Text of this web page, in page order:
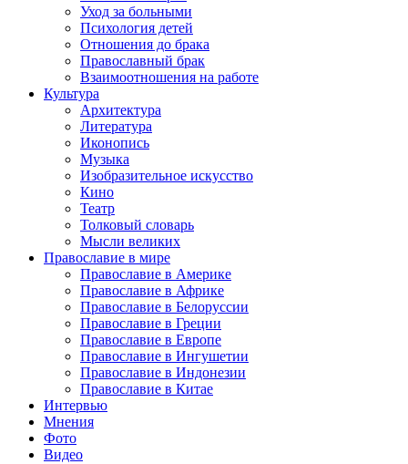
Уход за больными
Психология детей
Отношения до брака
Православный брак
Взаимоотношения на работе
Культура
Архитектура
Литература
Иконопись
Музыка
Изобразительное искусство
Кино
Театр
Толковый словарь
Мысли великих
Православие в мире
Православие в Америке
Православие в Африке
Православие в Белоруссии
Православие в Греции
Православие в Европе
Православие в Ингушетии
Православие в Индонезии
Православие в Китае
Интервью
Мнения
Фото
Видео